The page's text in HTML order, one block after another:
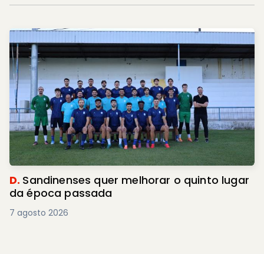
D. Sandinenses quer melhorar o quinto lugar
da época passada
7 agosto 2026